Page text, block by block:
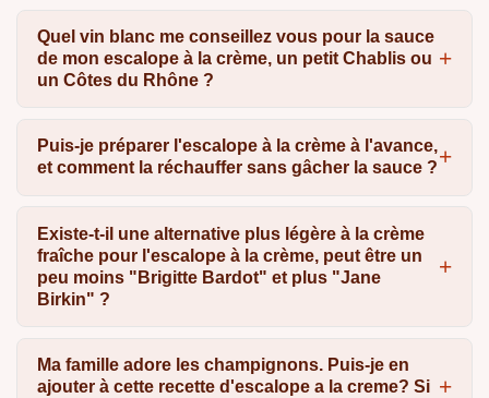
Quel vin blanc me conseillez vous pour la sauce
de mon escalope à la crème, un petit Chablis ou
un Côtes du Rhône ?
Puis-je préparer l'escalope à la crème à l'avance,
et comment la réchauffer sans gâcher la sauce ?
Existe-t-il une alternative plus légère à la crème
fraîche pour l'escalope à la crème, peut être un
peu moins "Brigitte Bardot" et plus "Jane
Birkin" ?
Ma famille adore les champignons. Puis-je en
ajouter à cette recette d'escalope a la creme? Si